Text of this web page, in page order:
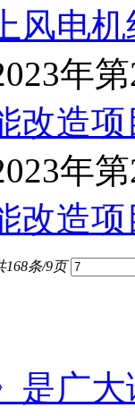
风电机
年
改造项
年
改造项
168条/9页
是广